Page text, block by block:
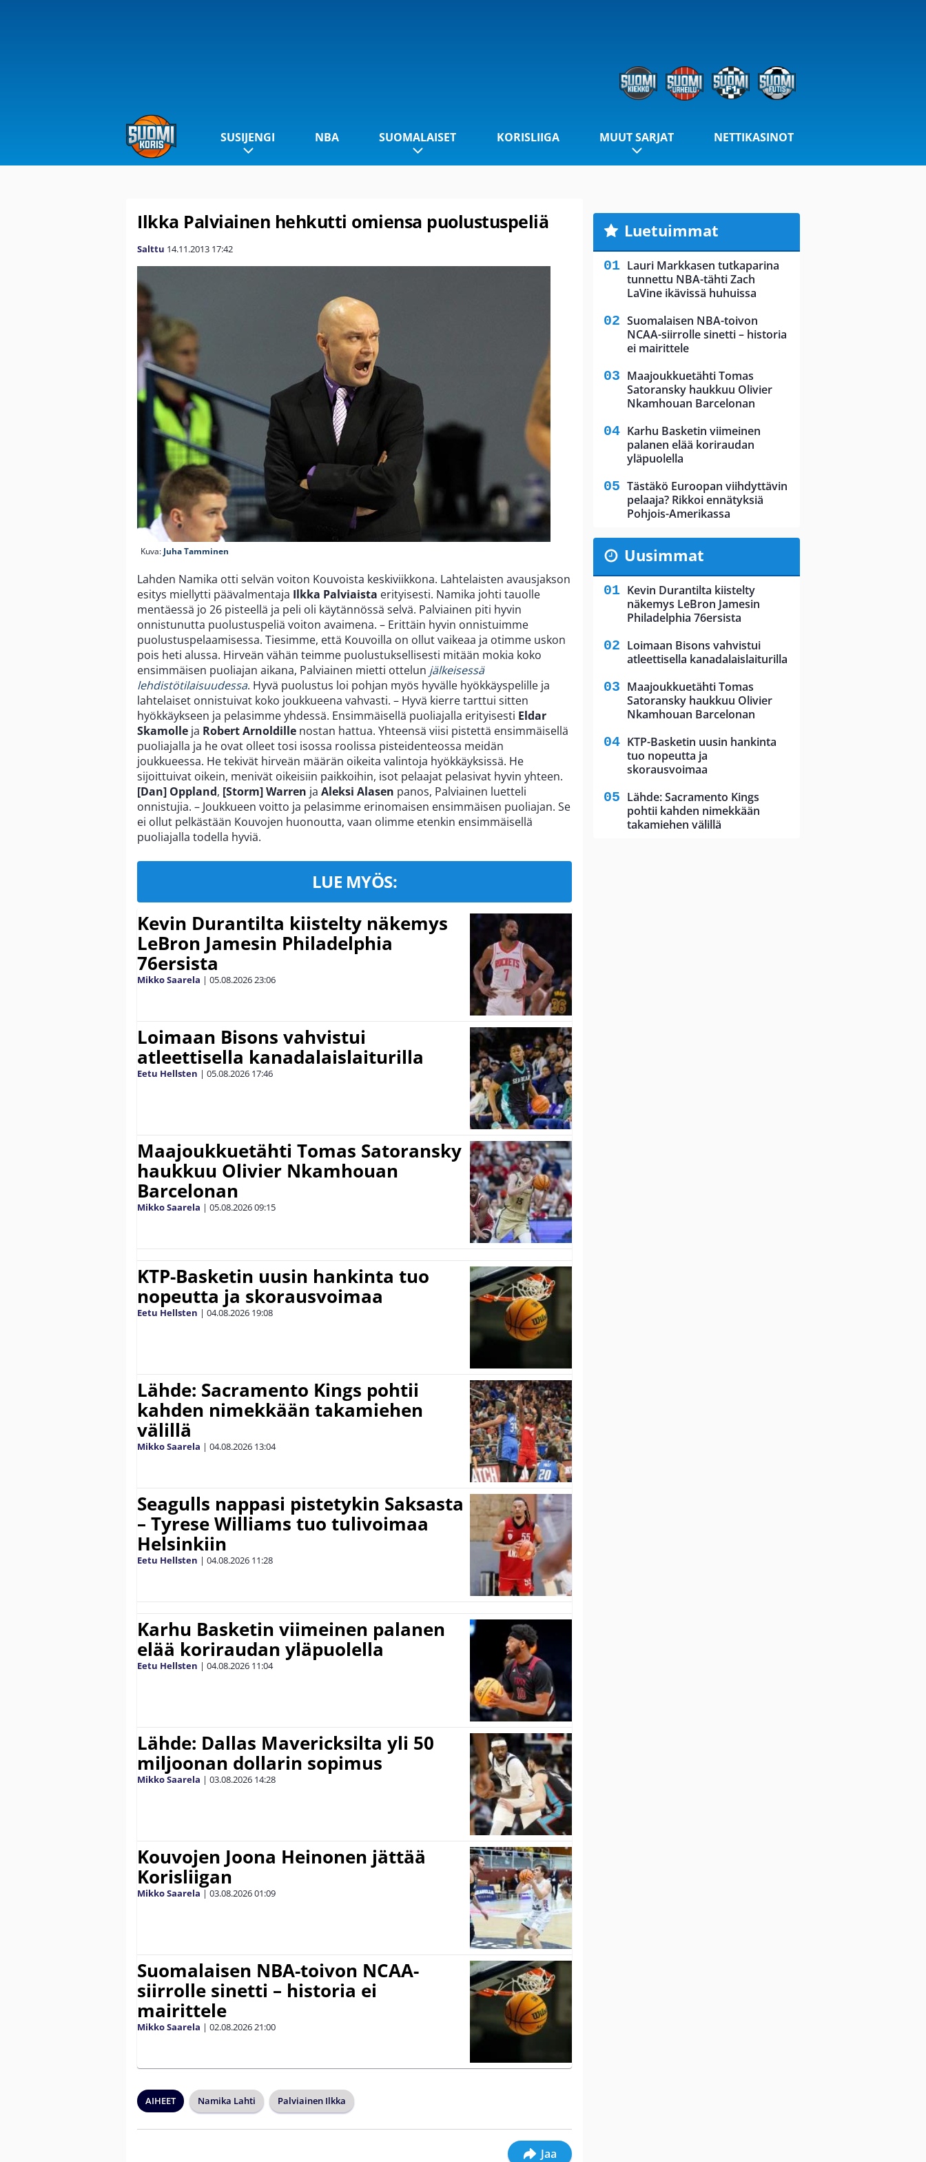
SUSIJENGI NBA SUOMALAISET KORISLIIGA MUUT SARJAT NETTIKASINOT
Ilkka Palviainen hehkutti omiensa puolustuspeliä
Salttu 14.11.2013 17:42
Kuva: Juha Tamminen
Lahden Namika otti selvän voiton Kouvoista keskiviikkona. Lahtelaisten avausjakson
esitys miellytti päävalmentaja Ilkka Palviaista erityisesti. Namika johti tauolle
mentäessä jo 26 pisteellä ja peli oli käytännössä selvä. Palviainen piti hyvin
onnistunutta puolustuspeliä voiton avaimena. – Erittäin hyvin onnistuimme
puolustuspelaamisessa. Tiesimme, että Kouvoilla on ollut vaikeaa ja otimme uskon
pois heti alussa. Hirveän vähän teimme puolustuksellisesti mitään mokia koko
ensimmäisen puoliajan aikana, Palviainen mietti ottelun jälkeisessä
lehdistötilaisuudessa. Hyvä puolustus loi pohjan myös hyvälle hyökkäyspelille ja
lahtelaiset onnistuivat koko joukkueena vahvasti. – Hyvä kierre tarttui sitten
hyökkäykseen ja pelasimme yhdessä. Ensimmäisellä puoliajalla erityisesti Eldar
Skamolle ja Robert Arnoldille nostan hattua. Yhteensä viisi pistettä ensimmäisellä
puoliajalla ja he ovat olleet tosi isossa roolissa pisteidenteossa meidän
joukkueessa. He tekivät hirveän määrän oikeita valintoja hyökkäyksissä. He
sijoittuivat oikein, menivät oikeisiin paikkoihin, isot pelaajat pelasivat hyvin yhteen.
[Dan] Oppland, [Storm] Warren ja Aleksi Alasen panos, Palviainen luetteli
onnistujia. – Joukkueen voitto ja pelasimme erinomaisen ensimmäisen puoliajan. Se
ei ollut pelkästään Kouvojen huonoutta, vaan olimme etenkin ensimmäisellä
puoliajalla todella hyviä.
LUE MYÖS:
Kevin Durantilta kiistelty näkemys
LeBron Jamesin Philadelphia
76ersista
Mikko Saarela | 05.08.202623:06
Loimaan Bisons vahvistui
atleettisella kanadalaislaiturilla
Eetu Hellsten | 05.08.2026 17:46
Maajoukkuetähti Tomas Satoransky
haukkuu Olivier Nkamhouan
Barcelonan
Mikko Saarela | 05.08.202609:15
KTP-Basketin uusin hankinta tuo
nopeutta ja skorausvoimaa
Eetu Hellsten | 04.08.2026 19:08
Lähde: Sacramento Kings pohtii
kahden nimekkään takamiehen
välillä
Mikko Saarela | 04.08.2026 13:04
Seagulls nappasi pistetykin Saksasta
– Tyrese Williams tuo tulivoimaa
Helsinkiin
Eetu Hellsten | 04.08.2026 11:28
Karhu Basketin viimeinen palanen
elää koriraudan yläpuolella
Eetu Hellsten | 04.08.2026 11:04
Lähde: Dallas Mavericksilta yli 50
miljoonan dollarin sopimus
Mikko Saarela | 03.08.2026 14:28
Kouvojen Joona Heinonen jättää
Korisliigan
Mikko Saarela | 03.08.202601:09
Suomalaisen NBA-toivon NCAA-
siirrolle sinetti – historia ei
mairittele
Mikko Saarela | 02.08.202621:00
AIHEET Namika Lahti Palviainen Ilkka
Jaa
Luetuimmat
Lauri Markkasen tutkaparina
tunnettu NBA-tähti Zach
LaVine ikävissä huhuissa
Suomalaisen NBA-toivon
NCAA-siirrolle sinetti – historia
ei mairittele
Maajoukkuetähti Tomas
Satoransky haukkuu Olivier
Nkamhouan Barcelonan
Karhu Basketin viimeinen
palanen elää koriraudan
yläpuolella
Tästäkö Euroopan viihdyttävin
pelaaja? Rikkoi ennätyksiä
Pohjois-Amerikassa
Uusimmat
Kevin Durantilta kiistelty
näkemys LeBron Jamesin
Philadelphia 76ersista
Loimaan Bisons vahvistui
atleettisella kanadalaislaiturilla
Maajoukkuetähti Tomas
Satoransky haukkuu Olivier
Nkamhouan Barcelonan
KTP-Basketin uusin hankinta
tuo nopeutta ja
skorausvoimaa
Lähde: Sacramento Kings
pohtii kahden nimekkään
takamiehen välillä